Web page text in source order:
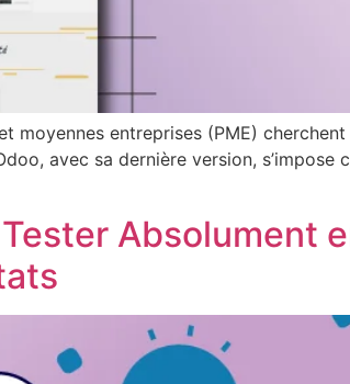
moyennes entreprises (PME)
avec sa dernière version,
Absolument